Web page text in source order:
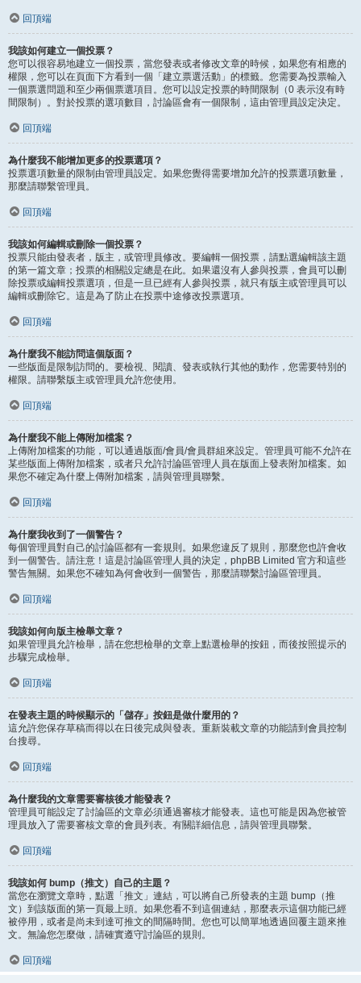
回頂端
我該如何建立一個投票？
您可以很容易地建立一個投票，當您發表或者修改文章的時候，如果您有相應的
權限，您可以在頁面下方看到一個「建立票選活動」的標籤。您需要為投票輸入
一個票選問題和至少兩個票選項目。您可以設定投票的時間限制（0 表示沒有時
間限制）。對於投票的選項數目，討論區會有一個限制，這由管理員設定決定。
回頂端
為什麼我不能增加更多的投票選項？
投票選項數量的限制由管理員設定。如果您覺得需要增加允許的投票選項數量，
那麼請聯繫管理員。
回頂端
我該如何編輯或刪除一個投票？
投票只能由發表者，版主，或管理員修改。要編輯一個投票，請點選編輯該主題
的第一篇文章；投票的相關設定總是在此。如果還沒有人參與投票，會員可以刪
除投票或編輯投票選項，但是一旦已經有人參與投票，就只有版主或管理員可以
編輯或刪除它。這是為了防止在投票中途修改投票選項。
回頂端
為什麼我不能訪問這個版面？
一些版面是限制訪問的。要檢視、閱讀、發表或執行其他的動作，您需要特別的
權限。請聯繫版主或管理員允許您使用。
回頂端
為什麼我不能上傳附加檔案？
上傳附加檔案的功能，可以通過版面/會員/會員群組來設定。管理員可能不允許在
某些版面上傳附加檔案，或者只允許討論區管理人員在版面上發表附加檔案。如
果您不確定為什麼上傳附加檔案，請與管理員聯繫。
回頂端
為什麼我收到了一個警告？
每個管理員對自己的討論區都有一套規則。如果您違反了規則，那麼您也許會收
到一個警告。請注意！這是討論區管理人員的決定，phpBB Limited 官方和這些
警告無關。如果您不確知為何會收到一個警告，那麼請聯繫討論區管理員。
回頂端
我該如何向版主檢舉文章？
如果管理員允許檢舉，請在您想檢舉的文章上點選檢舉的按鈕，而後按照提示的
步驟完成檢舉。
回頂端
在發表主題的時候顯示的「儲存」按鈕是做什麼用的？
這允許您保存草稿而得以在日後完成與發表。重新裝載文章的功能請到會員控制
台搜尋。
回頂端
為什麼我的文章需要審核後才能發表？
管理員可能設定了討論區的文章必須通過審核才能發表。這也可能是因為您被管
理員放入了需要審核文章的會員列表。有關詳細信息，請與管理員聯繫。
回頂端
我該如何 bump（推文）自己的主題？
當您在瀏覽文章時，點選「推文」連結，可以將自己所發表的主題 bump（推
文）到該版面的第一頁最上頭。如果您看不到這個連結，那麼表示這個功能已經
被停用，或者是尚未到達可推文的間隔時間。您也可以簡單地透過回覆主題來推
文。無論您怎麼做，請確實遵守討論區的規則。
回頂端